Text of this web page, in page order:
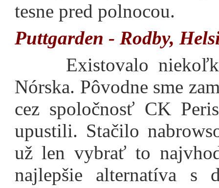
tesne pred polnocou.
Puttgarden - Rodby,
Existovalo
Nórska. Pôvodne sme
cez spoločnosť CK
upustili. Stačilo
už len vybrať to
najlepšie alternatíva